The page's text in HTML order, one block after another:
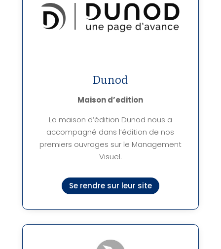
Dunod
Maison d’edition
La maison d’édition Dunod nous a
accompagné dans l’édition de nos
premiers ouvrages sur le Management
Visuel.
Se rendre sur leur site